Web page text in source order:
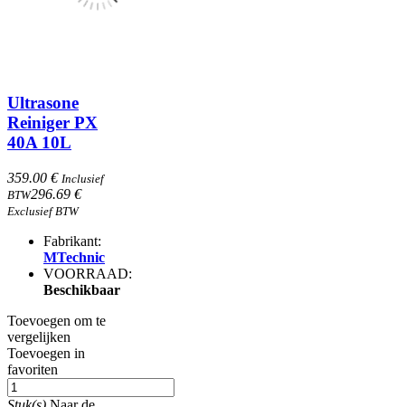
Ultrasone
Reiniger PX
40A 10L
359.00 € Inclusief
BTW296.69 €
Exclusief BTW
Fabrikant:
MTechnic
VOORRAAD:
Beschikbaar
Toevoegen om te
vergelijken
Toevoegen in
favoriten